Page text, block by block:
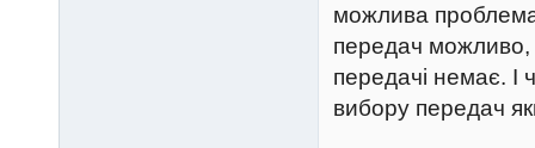
можлива проблема
передач можливо,
передачі немає. І
вибору передач